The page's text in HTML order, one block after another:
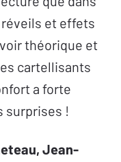
et effets
théorique et
cartellisants
a forte
surprises !
Jean-